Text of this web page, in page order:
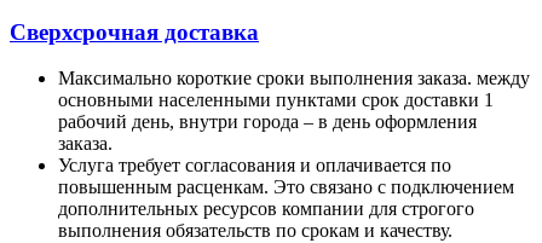
Сверхсрочная доставка
Максимально короткие сроки выполнения заказа. между
основными населенными пунктами срок доставки 1
рабочий день, внутри города – в день оформления
заказа.
Услуга требует согласования и оплачивается по
повышенным расценкам. Это связано с подключением
дополнительных ресурсов компании для строгого
выполнения обязательств по срокам и качеству.